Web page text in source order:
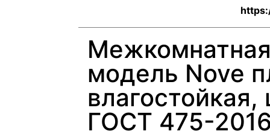
модель Nove
ГОСТ 475-